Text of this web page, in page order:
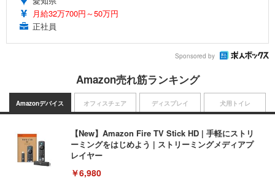
月給32万700円～50万円
正社員
Sponsored by
Amazon売れ筋ランキング
Amazonデバイス
【New】Amazon Fire TV Stick HD | 手軽にストリ
ーミングをはじめよう | ストリーミングメディアプ
レイヤー
￥6,980
オフィスチェア ディスプレイ 犬用トイレ